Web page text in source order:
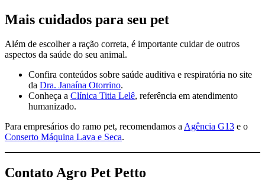
Mais cuidados para seu pet
Além de escolher a ração correta, é importante cuidar de outros
aspectos da saúde do seu animal.
Confira conteúdos sobre saúde auditiva e respiratória no site
da Dra. Janaína Otorrino.
Conheça a Clínica Titia Lelê, referência em atendimento
humanizado.
Para empresários do ramo pet, recomendamos aAgência G13 e o
Conserto Máquina Lava e Seca.
Contato Agro Pet Petto